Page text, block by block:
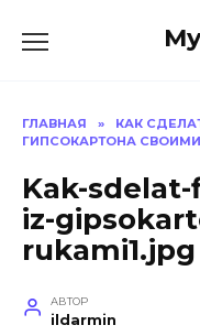
ГЛАВНАЯ »
КАК
ГИПСОКАРТОНА
Kak-
iz-
rukami1.jpg
АВТОР
ildarmin